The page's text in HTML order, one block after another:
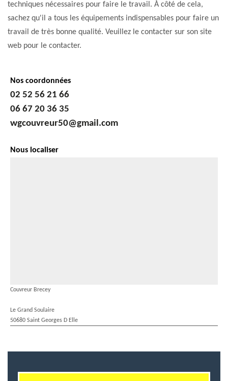
techniques nécessaires pour faire le travail. À côté de cela,
sachez qu'il a tous les équipements indispensables pour faire un
travail de très bonne qualité. Veuillez le contacter sur son site
web pour le contacter.
Nos coordonnées
02 52 56 21 66
06 67 20 36 35
wgcouvreur50@gmail.com
Nous localiser
Couvreur Brecey
Le Grand Soulaire
50680 Saint Georges D Elle